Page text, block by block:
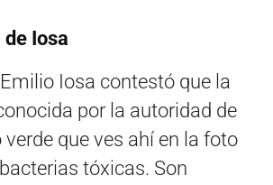
Iosa
Iosa contestó que la
por la autoridad de
verde que ves ahí en la foto
tóxicas. Son